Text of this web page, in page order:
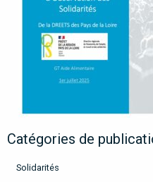
Catégories de
Solidarités